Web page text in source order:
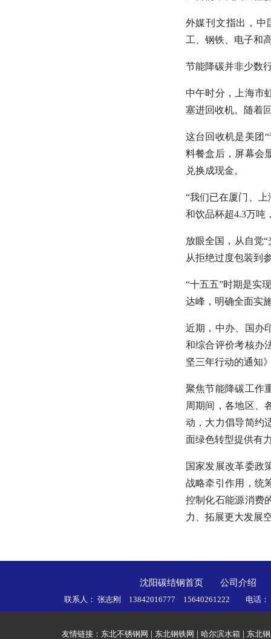
外媒刊文指出，中
工、钢铁、电子和
节能降碳并非少数
中午时分，上海市
塞进回收机。随着
这台回收机是美团
料餐盒后，屏幕会
兑换成现金。
“我们已在厦门、
和饮品杯超4.3万吨
放眼全国，从自觉
从拒绝过度包装到
“十五五”时期是实
达峰，明确全面实
近期，中办、国办
和综合评价考核办
坚三年行动的通知
聚焦节能降碳工作
周期间，各地区、
动，大力倡导简约
面绿色转型提供有
国家发展改革委政
战略牵引作用，统
控制化石能源消费
力、拓展更大发展
沈阳碳结钢首页 公司介绍
联系人： 张志刚 13842016777 15640261222 电话
友情链接： 东北不锈钢网 东北钢铁网 哈尔滨水箱 东北